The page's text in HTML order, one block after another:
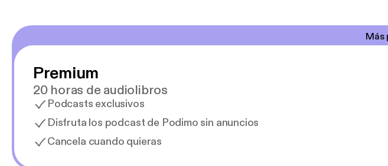
Más
Premium
20 horas de audiolibros
Podcasts exclusivos
Disfruta los podcast de Podimo sin anuncios
Cancela cuando quieras